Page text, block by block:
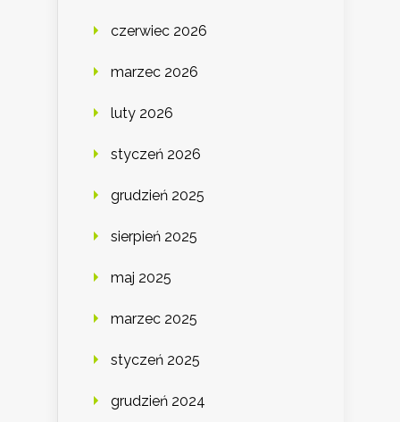
czerwiec 2026
marzec 2026
luty 2026
styczeń 2026
grudzień 2025
sierpień 2025
maj 2025
marzec 2025
styczeń 2025
grudzień 2024